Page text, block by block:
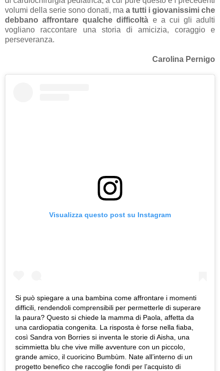
volumi della serie sono donati, ma a tutti i giovanissimi che
debbano affrontare qualche difficoltà e a cui gli adulti
vogliano raccontare una storia di amicizia, coraggio e
perseveranza.
Carolina Pernigo
Visualizza questo post su Instagram
Si può spiegare a una bambina come affrontare i momenti
difficili, rendendoli comprensibili per permetterle di superare
la paura? Questo si chiede la mamma di Paola, affetta da
una cardiopatia congenita. La risposta è forse nella fiaba,
così Sandra von Borries si inventa le storie di Aisha, una
scimmietta blu che vive mille avventure con un piccolo,
grande amico, il cuoricino Bumbùm. Nate all’interno di un
progetto benefico che raccoglie fondi per l’acquisto di